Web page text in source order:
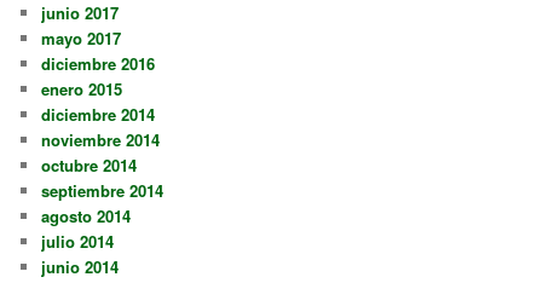
junio 2017
mayo 2017
diciembre 2016
enero 2015
diciembre 2014
noviembre 2014
octubre 2014
septiembre 2014
agosto 2014
julio 2014
junio 2014